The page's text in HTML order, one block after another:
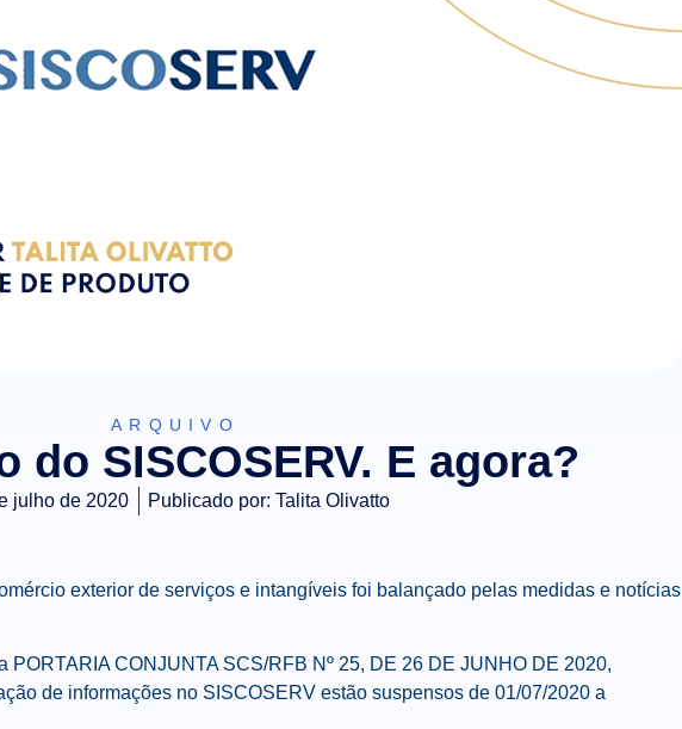
ARQUIVO
do SISCOSERV. E agora?
julho de 2020 Publicado por: Talita Olivatto
exterior de serviços e intangíveis foi balançado pelas medidas e notícias
PORTARIA CONJUNTA SCS/RFB Nº 25, DE 26 DE JUNHO DE 2020,
de informações no SISCOSERV estão suspensos de 01/07/2020 a